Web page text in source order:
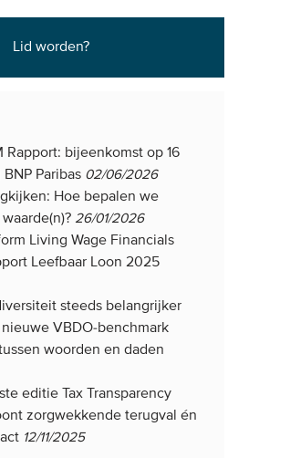
Lid worden?
Rapport: bijeenkomst op 16
Paribas 02/06/2026
Hoe bepalen we
26/01/2026
Living Wage Financials
Leefbaar Loon 2025
steeds belangrijker
VBDO-benchmark
woorden en daden
editie Tax Transparency
zorgwekkende terugval én
12/11/2025